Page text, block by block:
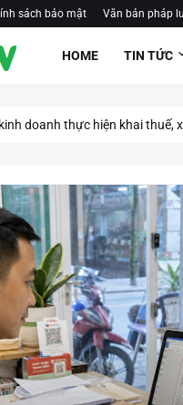
sách bảo mật Văn bản pháp
HOME TIN TỨC
doanh thực hiện khai thuế,